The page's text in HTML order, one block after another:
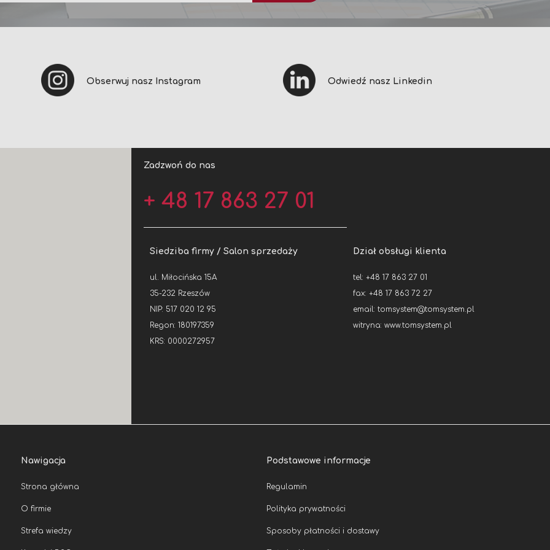
Obserwuj nasz Instagram Odwiedź nasz Linkedin
Zadzwoń do nas
+ 48 17 863 27 01
Siedziba firmy / Salon sprzedaży
ul. Miłocińska 15A
35-232 Rzeszów
NIP: 517 020 12 95
Regon: 180197359
KRS: 0000272957
Dział obsługi klienta
tel: +48 17 863 27 01
fax: +48 17 863 72 27
email: tomsystem@tomsystem.pl
witryna: www.tomsystem.pl
Nawigacja
Strona główna
O firmie
Strefa wiedzy
Podstawowe informacje
Regulamin
Polityka prywatności
Sposoby płatności i dostawy